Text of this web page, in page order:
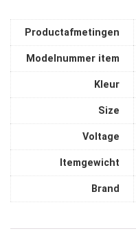
Productafmetingen
Modelnummer item
Kleur
Size
Voltage
Itemgewicht
Brand